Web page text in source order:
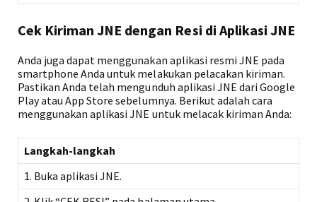
Cek Kiriman JNE dengan Resi di Aplikasi JNE
Anda juga dapat menggunakan aplikasi resmi JNE pada
smartphone Anda untuk melakukan pelacakan kiriman.
Pastikan Anda telah mengunduh aplikasi JNE dari Google
Play atau App Store sebelumnya. Berikut adalah cara
menggunakan aplikasi JNE untuk melacak kiriman Anda:
Langkah-langkah
1. Buka aplikasi JNE.